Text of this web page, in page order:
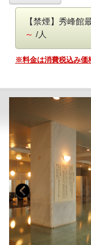
ツが人気。
オリジナルの「あさ
【お食事時間について】
ご夕食時間は、当日
早いお時間帯が満席
※お食事時間は90分目
ご朝食時間は、7時か
［お子様連れのご家族
(1)館内にはキッズルー
楽しい遊具がいっぱ
(2)お子様用備品も充実
ブッフェレストラン
■温泉
自家源泉「子宝の湯
ご好評をいただいてお
鬼怒川温泉で最も高い
刻々と表情を変える景
半個室レストラン『
をご堪能いただけます
＊創作料理（藤-Fuji-
レストランの営業時
お食事時間は当日チェ
ご夕食会場はレストラ
気軽なイス・テーブ
の創作料理をお楽しみ
※Wisteriaでのお食事
※仕入状況により、お
※画像はイメージです
朝食ブッフェでは和洋
す。
お好みの具を選べるト
【禁煙】秀峰
～ /人
※料金は消費税込み価